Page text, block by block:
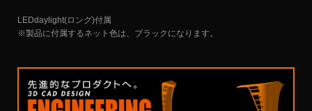
LEDdaylight(ロング)付属
※製品に付属するネット色は、ブラックになります。